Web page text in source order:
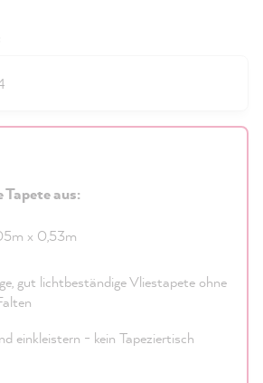
Tapete aus:
x 0,53m
gut lichtbeständige Vliestapete ohne
einkleistern - kein Tapeziertisch